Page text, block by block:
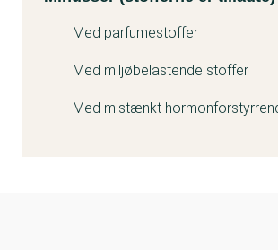
Med parfumestoffer
Med miljøbelastende stoffer
Med mistænkt